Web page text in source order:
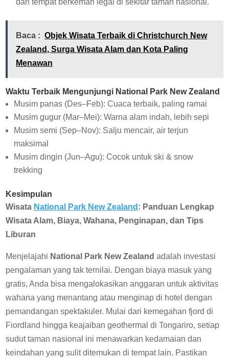
dan tempat berkemah legal di sekitar taman nasional.
Baca : Objek Wisata Terbaik di Christchurch New
Zealand, Surga Wisata Alam dan Kota Paling
Menawan
Waktu Terbaik Mengunjungi National Park New Zealand
Musim panas (Des–Feb): Cuaca terbaik, paling ramai
Musim gugur (Mar–Mei): Warna alam indah, lebih sepi
Musim semi (Sep–Nov): Salju mencair, air terjun
maksimal
Musim dingin (Jun–Agu): Cocok untuk ski & snow
trekking
Kesimpulan
Wisata National Park New Zealand : Panduan Lengkap
Wisata Alam, Biaya, Wahana, Penginapan, dan Tips
Liburan
Menjelajahi National Park New Zealand adalah investasi
pengalaman yang tak ternilai. Dengan biaya masuk yang
gratis, Anda bisa mengalokasikan anggaran untuk aktivitas
wahana yang menantang atau menginap di hotel dengan
pemandangan spektakuler. Mulai dari kemegahan fjord di
Fiordland hingga keajaiban geothermal di Tongariro, setiap
sudut taman nasional ini menawarkan kedamaian dan
keindahan yang sulit ditemukan di tempat lain. Pastikan